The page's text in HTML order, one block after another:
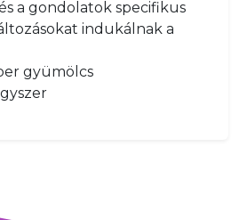
a gondolatok specifikus
indukálnak a
gyümölcs